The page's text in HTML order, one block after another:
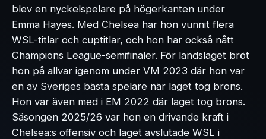
blev en nyckelspelare på högerkanten under
Emma Hayes. Med Chelsea har hon vunnit flera
WSL-titlar och cuptitlar, och hon har också nått
Champions League-semifinaler. För landslaget bröt
hon på allvar igenom under VM 2023 där hon var
en av Sveriges bästa spelare när laget tog brons.
Hon var även med i EM 2022 där laget tog brons.
Säsongen 2025/26 var hon en drivande kraft i
Chelsea:s offensiv och laget avslutade WSL i